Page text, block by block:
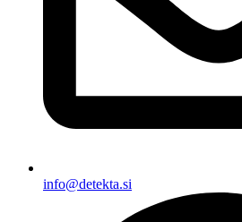
info@detekta.si